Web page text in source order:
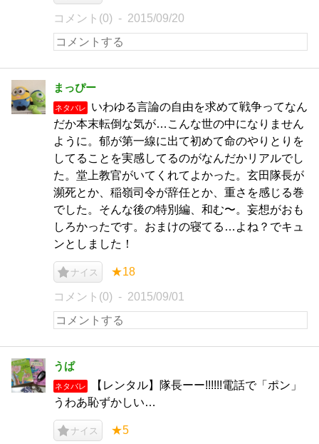
コメント(0) 2015/09/20
まっぴー
ネタバレ
いわゆる言論の自由を求めて戦争ってなん
だか本末転倒な気が…こんな世の中になりません
ように。郁が第一線に出て初めて命のやりとりを
してることを実感してるのがなんだかリアルでし
た。堂上教官がいてくれてよかった。玄田隊長が
瀕死とか、稲嶺司令が辞任とか、重さを感じる巻
でした。そんな後の特別編、和む〜。妄想がおも
しろかったです。おまけの寝てる…よね？でキュ
ンとしました！
ナイス ★18
コメント(0) 2015/09/01
うぱ
ネタバレ
【レンタル】隊長ーー!!!!!!電話で「ポン」
うわあ恥ずかしい…
ナイス ★5